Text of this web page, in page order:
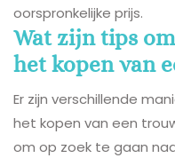
oorspronkelijke prijs.
Wat zijn tips
het kopen van
Er zijn verschillende
het kopen van een
om op zoek te gaan